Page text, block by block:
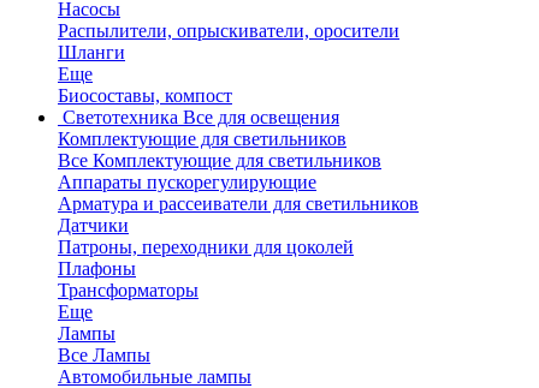
Насосы
Распылители, опрыскиватели, оросители
Шланги
Еще
Биосоставы, компост
Светотехника Все для освещения
Комплектующие для светильников
Все Комплектующие для светильников
Аппараты пускорегулирующие
Арматура и рассеиватели для светильников
Датчики
Патроны, переходники для цоколей
Плафоны
Трансформаторы
Еще
Лампы
Все Лампы
Автомобильные лампы